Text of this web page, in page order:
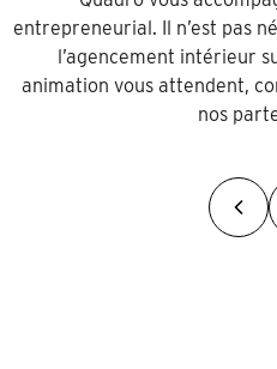
entrepreneurial. Il n’est pas
l’agencement intérieur
animation vous attendent,
nos